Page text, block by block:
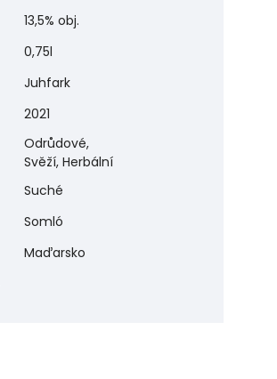
13,5% obj.
0,75l
Juhfark
2021
Odrůdové,
Svěží, Herbální
Suché
Somló
Maďarsko